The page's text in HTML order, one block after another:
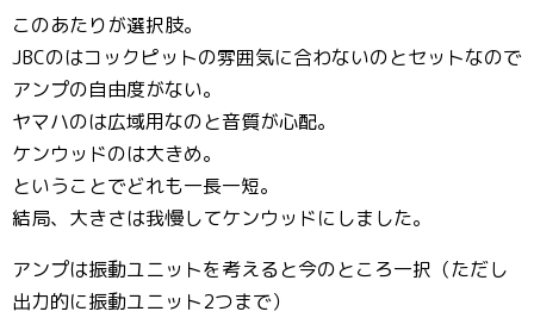
このあたりが選択肢。
JBCのはコックピットの雰囲気に合わないのとセットなので
アンプの自由度がない。
ヤマハのは広域用なのと音質が心配。
ケンウッドのは大きめ。
ということでどれも一長一短。
結局、大きさは我慢してケンウッドにしました。
アンプは振動ユニットを考えると今のところ一択（ただし
出力的に振動ユニット2つまで）